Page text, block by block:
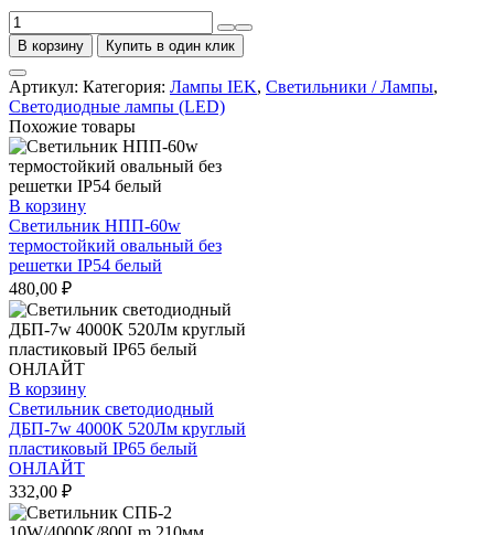
Количество
товара
Лампа
светодиодная
LED
11вт
Е27
белый
ECO
IEK
В корзину Купить в один клик
Артикул: Категория: Лампы IEK, Светильники / Лампы,
Светодиодные лампы (LED)
Похожие товары
В корзину
Светильник НПП-60w
термостойкий овальный без
решетки IP54 белый
480,00 ₽
В корзину
Светильник светодиодный
ДБП-7w 4000К 520Лм круглый
пластиковый IP65 белый
ОНЛАЙТ
332,00 ₽